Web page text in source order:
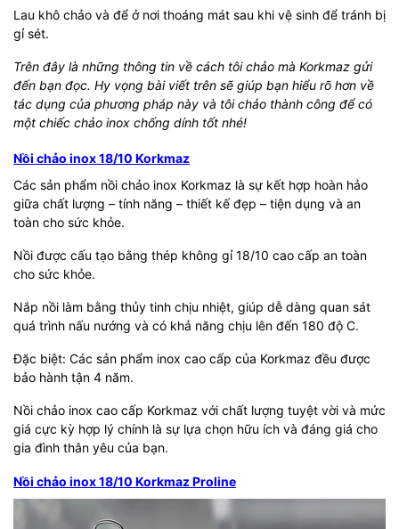
Lau khô chảo và để ở nơi thoáng mát sau khi vệ sinh để tránh bị
gỉ sét.
Trên đây là những thông tin về cách tôi chảo mà Korkmaz gửi
đến bạn đọc. Hy vọng bài viết trên sẽ giúp bạn hiểu rõ hơn về
tác dụng của phương pháp này và tôi chảo thành công để có
một chiếc chảo inox chống dính tốt nhé!
Nồi chảo inox 18/10 Korkmaz
Các sản phẩm nồi chảo inox Korkmaz là sự kết hợp hoàn hảo
giữa chất lượng – tính năng – thiết kế đẹp – tiện dụng và an
toàn cho sức khỏe.
Nồi được cấu tạo bằng thép không gỉ 18/10 cao cấp an toàn
cho sức khỏe.
Nắp nồi làm bằng thủy tinh chịu nhiệt, giúp dễ dàng quan sát
quá trình nấu nướng và có khả năng chịu lên đến 180 độ C.
Đặc biệt: Các sản phẩm inox cao cấp của Korkmaz đều được
bảo hành tận 4 năm.
Nồi chảo inox cao cấp Korkmaz với chất lượng tuyệt vời và mức
giá cực kỳ hợp lý chính là sự lựa chọn hữu ích và đáng giá cho
gia đình thân yêu của bạn.
Nồi chảo inox 18/10 Korkmaz Proline